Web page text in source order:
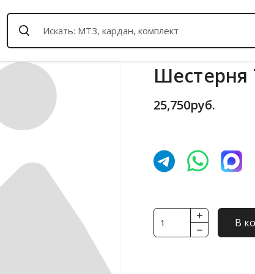
Шестерня
25,750руб.
Количество
товара
В